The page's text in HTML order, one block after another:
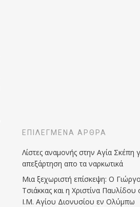
ΕΠΙΛΕΓΜΈΝΑ ΆΡΘΡΑ
Λίστες αναμονής στην Αγία Σκέπη
απεξάρτηση απο τα ναρκωτικά
Μια ξεχωριστή επίσκεψη: Ο
Τσιάκκας και η Χριστίνα Παυλίδου
Ι.Μ. Αγίου Διονυσίου εν Ολύμπω